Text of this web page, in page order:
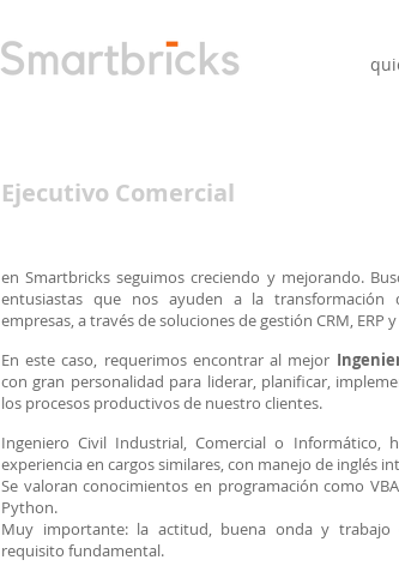
Ejecutivo Comercial
en Smartbricks seguimos creciendo y mejorando.
entusiastas que nos ayuden a la transformación
empresas, a través de soluciones de gestión CRM, ERP y
En este caso, requerimos encontrar al mejor
con gran personalidad para liderar, planificar,
los procesos productivos de nuestro clientes.
Ingeniero Civil Industrial, Comercial o Informático,
experiencia en cargos similares, con manejo de inglés
Se valoran conocimientos en programación como
Python.
Muy importante: la actitud, buena onda y trabajo
requisito fundamental.